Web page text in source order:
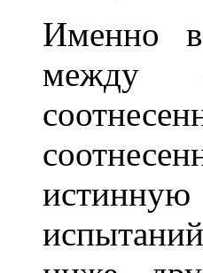
Именно в
между